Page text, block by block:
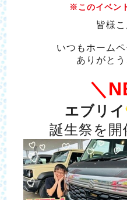
※このイベン
皆様
いつもホーム
ありがとう
＼
エブリイ
誕生祭を